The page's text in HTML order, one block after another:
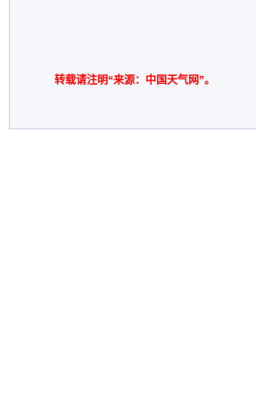
转载请注明“来源：中国天气网”。